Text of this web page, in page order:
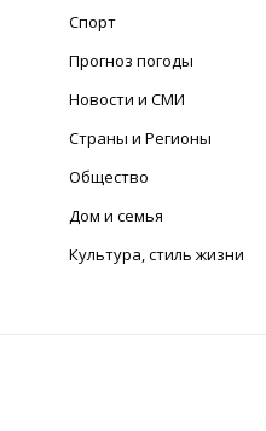
Спорт
Прогноз погоды
Новости и СМИ
Страны и Регионы
Общество
Дом и семья
Культура, стиль жизни